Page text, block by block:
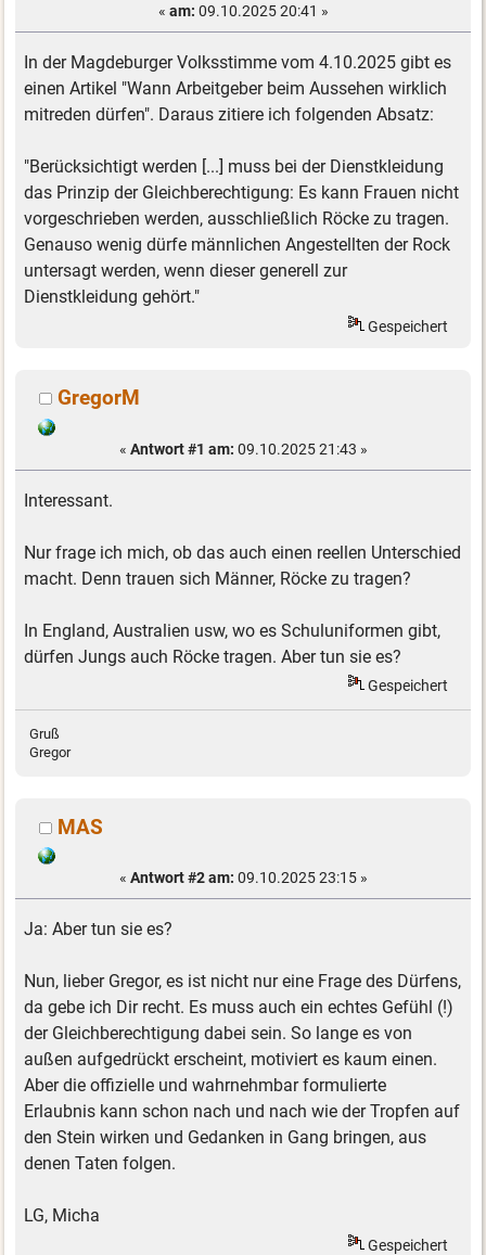
« am: 09.10.2025 20:41 »
In der Magdeburger Volksstimme vom 4.10.2025 gibt es
einen Artikel "Wann Arbeitgeber beim Aussehen wirklich
mitreden dürfen". Daraus zitiere ich folgenden Absatz:
"Berücksichtigt werden [...] muss bei der Dienstkleidung
das Prinzip der Gleichberechtigung: Es kann Frauen nicht
vorgeschrieben werden, ausschließlich Röcke zu tragen.
Genauso wenig dürfe männlichen Angestellten der Rock
untersagt werden, wenn dieser generell zur
Dienstkleidung gehört."
Gespeichert
GregorM
« Antwort #1 am: 09.10.2025 21:43 »
Interessant.
Nur frage ich mich, ob das auch einen reellen Unterschied
macht. Denn trauen sich Männer, Röcke zu tragen?
In England, Australien usw, wo es Schuluniformen gibt,
dürfen Jungs auch Röcke tragen. Aber tun sie es?
Gespeichert
Gruß
Gregor
MAS
« Antwort #2 am: 09.10.2025 23:15 »
Ja: Aber tun sie es?
Nun, lieber Gregor, es ist nicht nur eine Frage des Dürfens,
da gebe ich Dir recht. Es muss auch ein echtes Gefühl (!)
der Gleichberechtigung dabei sein. So lange es von
außen aufgedrückt erscheint, motiviert es kaum einen.
Aber die offizielle und wahrnehmbar formulierte
Erlaubnis kann schon nach und nach wie der Tropfen auf
den Stein wirken und Gedanken in Gang bringen, aus
denen Taten folgen.
LG, Micha
Gespeichert